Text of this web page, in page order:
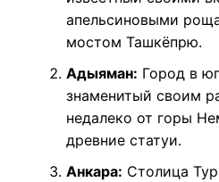
апельсиновыми
мостом Ташкёпрю.
Адыяман: Город в
знаменитый своим
недалеко от горы
древние статуи.
Анкара: Столица